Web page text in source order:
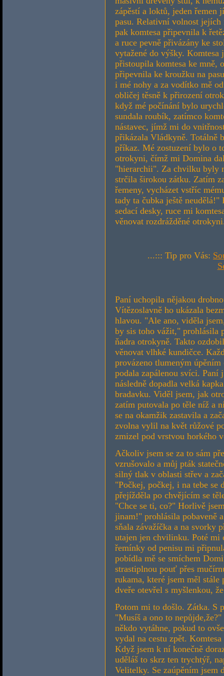
zápěstí a loktů, jeden řemen
pasu. Relativní volnost jejích
pak komtesa připevnila k
a ruce pevně přivázány ke
vytažené do výšky. Komtesa
přistoupila komtesa ke mně,
připevnila ke kroužku na
i mé nohy a za vodítko mě
obličej těsně k přirození
když mé počínání bylo
sundala roubík, zatímco
nástavec, jímž mi do
přikázala Vládkyně. Totálně
příkaz. Mé zostuzení bylo o
otrokyni, čímž mi Domina
"hierarchii". Za chvilku byly
strčila širokou zátku. Zatím
řemeny, vycházet vstříc
tady ta čubka ještě
sedací desky, ruce mi
věnovat rozdrážděné
...::: Tip pro Vás:
Paní uchopila nějakou
Vítězoslavně ho ukázala
hlavou. "Ale ano, viděla
by sis toho vážit," prohlásila
ňadra otrokyně. Takto
věnovat vlhké kundičce.
provázeno tlumeným
podala zapálenou svíci.
následně dopadla velká
bradavku. Viděl jsem, jak
zatím putovala po těle níž a
se na okamžik zastavila a
zvolna vylil na květ růžové
zmizel pod vrstvou horkého
Ačkoliv jsem se za to sám
vzrušovalo a můj pták
silný tlak v oblasti střev a
"Počkej, počkej, i na tebe se
přejížděla po chvějícím se
"Chce se ti, co?" Horlivě
jinam!" prohlásila pobaveně
sňala závažíčka a na svorky
utajen jen chvilinku. Poté mi
řemínky od penisu mi
pobídla mě se smíchem
strastiplnou pouť přes
rukama, které jsem měl
dveře otevřel s myšlenkou,
Potom mi to došlo. Zátka. S
"Musíš a ono to
někdo vytáhne, pokud to
vydal na cestu zpět.
Když jsem k ní konečně
uděláš to skrz ten trychtýř,
Velitelky. Se zaúpěním jsem